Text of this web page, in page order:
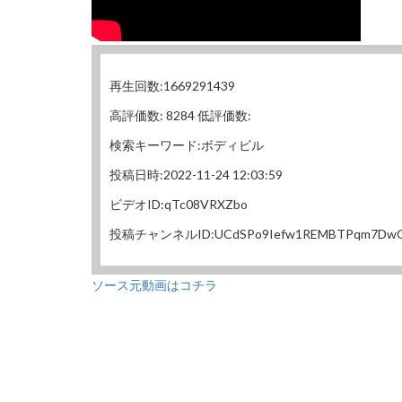
再生回数:1669291439
高評価数: 8284 低評価数:
検索キーワード:ボディビル
投稿日時:2022-11-24 12:03:59
ビデオID:qTc08VRXZbo
投稿チャンネル
ソース元動画はコチラ